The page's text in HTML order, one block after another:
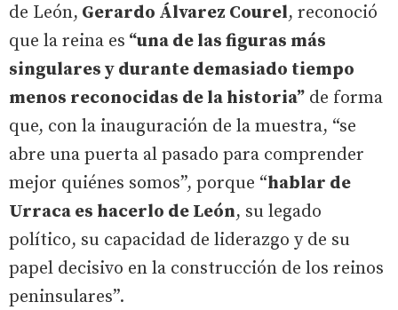
de León, Gerardo Álvarez Courel, reconoció
que la reina es “una de las figuras más
singulares y durante demasiado tiempo
menos reconocidas de la historia” de forma
que, con la inauguración de la muestra, “se
abre una puerta al pasado para comprender
mejor quiénes somos”, porque “hablar de
Urraca es hacerlo de León, su legado
político, su capacidad de liderazgo y de su
papel decisivo en la construcción de los reinos
peninsulares”.